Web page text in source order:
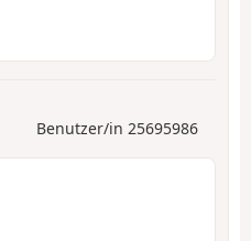
Benutzer/in 25695986